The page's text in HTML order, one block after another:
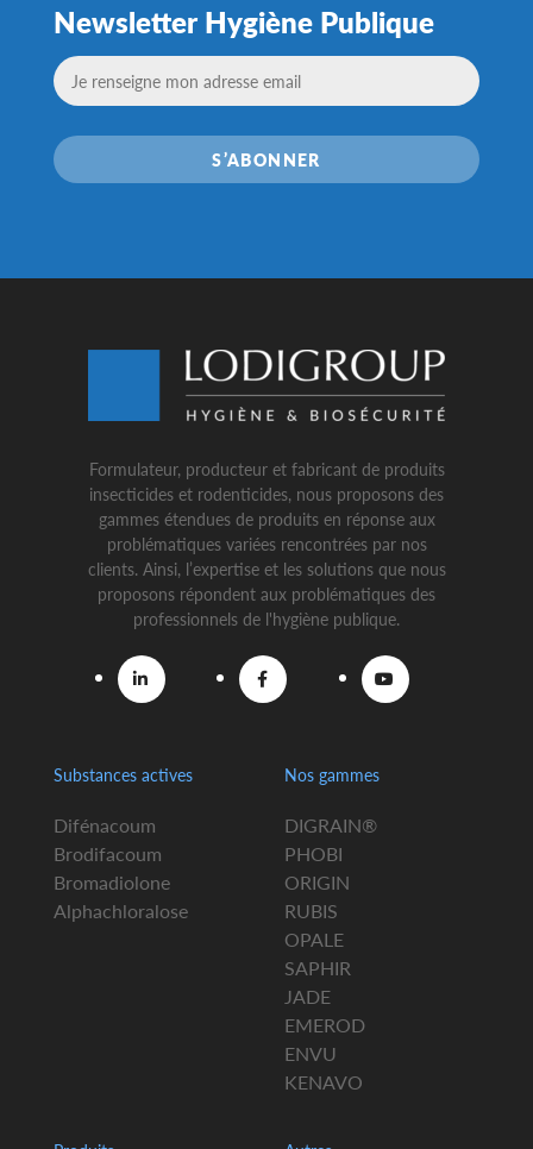
Newsletter Hygiène Publique
S’ABONNER
Formulateur, producteur et fabricant de produits
insecticides et rodenticides, nous proposons des
gammes étendues de produits en réponse aux
problématiques variées rencontrées par nos
clients. Ainsi, l’expertise et les solutions que nous
proposons répondent aux problématiques des
professionnels de l'hygiène publique.
Substances actives
Difénacoum
Brodifacoum
Bromadiolone
Alphachloralose
Nos gammes
DIGRAIN®
PHOBI
ORIGIN
RUBIS
OPALE
SAPHIR
JADE
EMEROD
ENVU
KENAVO